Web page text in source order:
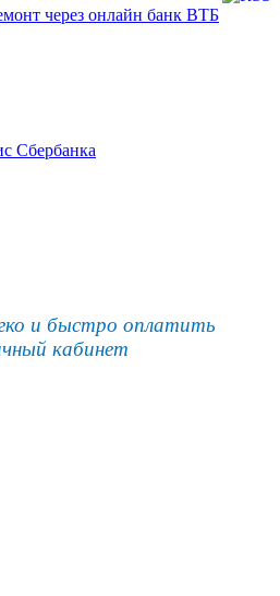
через онлайн банк ВТБ
Сбербанка
и быстро оплатить
кабинет